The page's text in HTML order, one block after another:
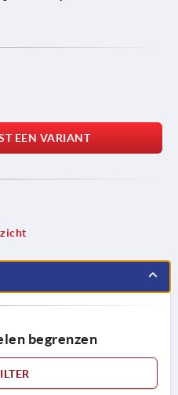
EEN VARIANT
begrenzen